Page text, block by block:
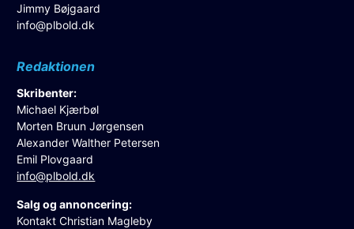
Jimmy Bøjgaard
info@plbold.dk
Redaktionen
Skribenter:
Michael Kjærbøl
Morten Bruun Jørgensen
Alexander Walther Petersen
Emil Plovgaard
info@plbold.dk
Salg og annoncering:
Kontakt Christian Magleby